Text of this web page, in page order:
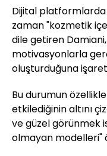
Dijital platformlarda
zaman "kozmetik
dile getiren
motivasyonlarla
oluşturduğuna
Bu durumun
etkilediğinin altını
ve güzel görünmek
olmayan modelleri"